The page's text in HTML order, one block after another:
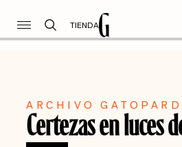
TIENDA
ARCHIVO
Certezas en luces